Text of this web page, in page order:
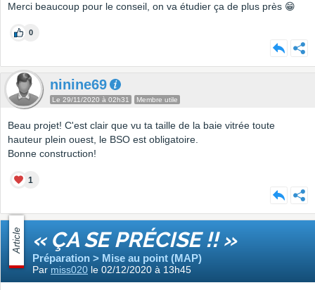
Merci beaucoup pour le conseil, on va étudier ça de plus près 😁
0
ninine69
Le 29/11/2020 à 02h31 Membre utile
Beau projet! C'est clair que vu ta taille de la baie vitrée toute
hauteur plein ouest, le BSO est obligatoire.
Bonne construction!
1
Article « ÇA SE PRÉCISE !! »
Préparation > Mise au point (MAP)
Par miss020 le 02/12/2020 à 13h45